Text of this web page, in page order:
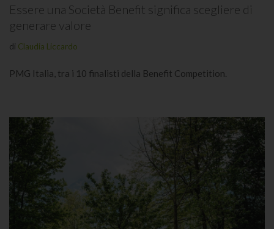
Essere una Società Benefit significa scegliere di
generare valore
di Claudia Liccardo
PMG Italia, tra i 10 finalisti della Benefit Competition.